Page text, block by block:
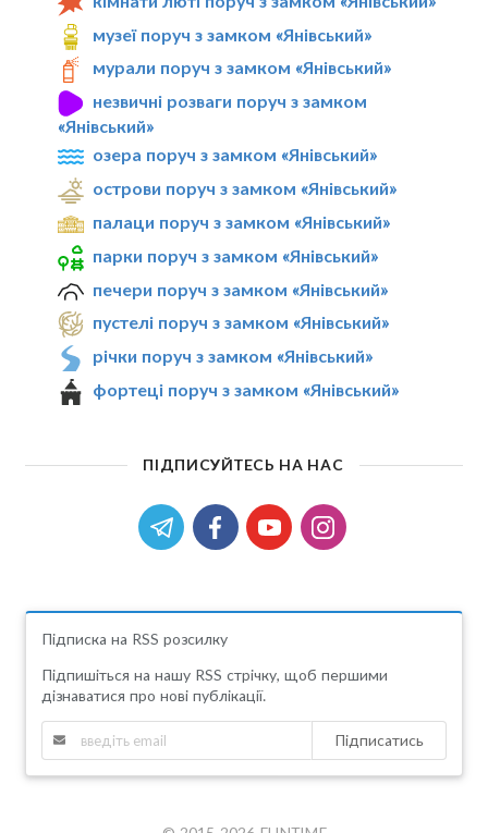
музеї поруч з замком «Янівський»
мурали поруч з замком «Янівський»
незвичні розваги поруч з замком
«Янівський»
озера поруч з замком «Янівський»
острови поруч з замком «Янівський»
палаци поруч з замком «Янівський»
парки поруч з замком «Янівський»
печери поруч з замком «Янівський»
пустелі поруч з замком «Янівський»
річки поруч з замком «Янівський»
фортеці поруч з замком «Янівський»
ПІДПИСУЙТЕСЬ НА НАС
Підписка на RSS розсилку
Підпишіться на нашу RSS стрічку, щоб першими
дізнаватися про нові публікації.
Підписатись